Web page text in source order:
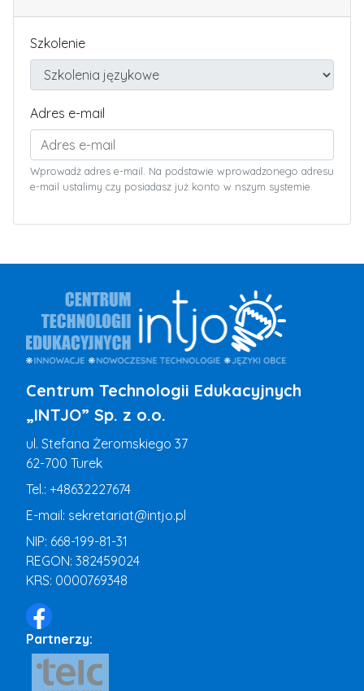
Szkolenie
Adres e-mail
Wprowadż adres e-mail. Na podstawie wprowadzonego adresu
e-mail ustalimy czy posiadasz już konto w nszym systemie.
Centrum Technologii Edukacyjnych
„INTJO” Sp. z o.o.
ul. Stefana Żeromskiego 37
62-700 Turek
Tel.: +48632227674
E-mail: sekretariat@intjo.pl
NIP: 668-199-81-31
REGON: 382459024
KRS: 0000769348
Partnerzy: